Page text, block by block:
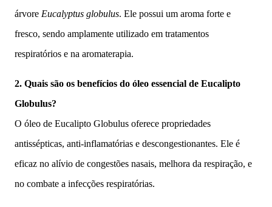
árvore Eucalyptus globulus. Ele possui um aroma forte e
fresco, sendo amplamente utilizado em tratamentos
respiratórios e na aromaterapia.
2. Quais são os benefícios do óleo essencial de Eucalipto
Globulus?
O óleo de Eucalipto Globulus oferece propriedades
antissépticas, anti-inflamatórias e descongestionantes. Ele é
eficaz no alívio de congestões nasais, melhora da respiração, e
no combate a infecções respiratórias.